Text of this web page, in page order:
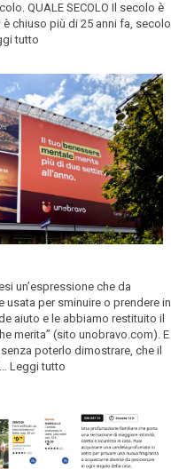
QUALE SECOLO Il secolo è
chiuso più di 25 anni fa, secolo
tutto
NOME
DEL
SECOLO
un’espressione che da
usata per sminuire o prendere in
aiuto e le abbiamo restituito il
merita” (sito unobravo.com). E
poterlo dimostrare, che il
Leggi tutto